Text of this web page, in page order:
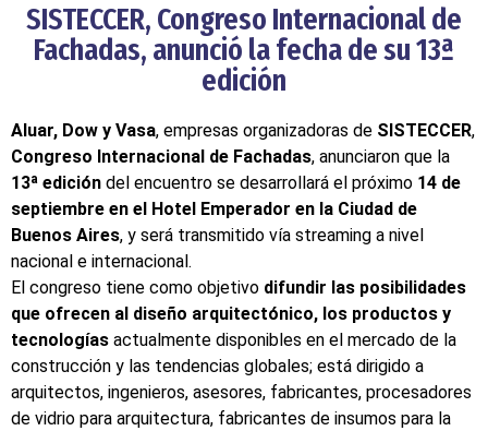
SISTECCER, Congreso Internacional de
Fachadas, anunció la fecha de su 13ª
edición
Aluar, Dow y Vasa, empresas organizadoras de SISTECCER,
Congreso Internacional de Fachadas, anunciaron que la
13ª edición del encuentro se desarrollará el próximo 14 de
septiembre en el Hotel Emperador en la Ciudad de
Buenos Aires, y será transmitido vía streaming a nivel
nacional e internacional.
El congreso tiene como objetivo difundir las posibilidades
que ofrecen al diseño arquitectónico, los productos y
tecnologías actualmente disponibles en el mercado de la
construcción y las tendencias globales; está dirigido a
arquitectos, ingenieros, asesores, fabricantes, procesadores
de vidrio para arquitectura, fabricantes de insumos para la